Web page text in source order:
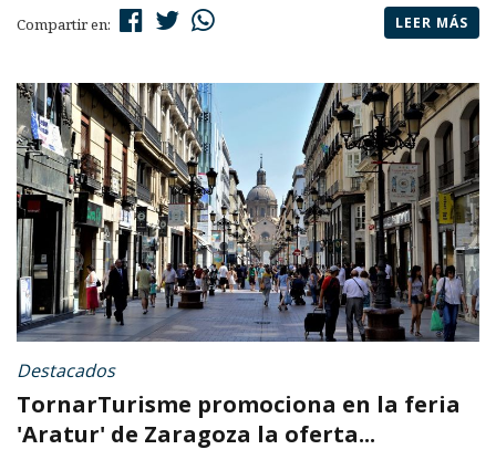
Compartir en: LEER MÁS
Destacados
TornarTurisme promociona en la feria
'Aratur' de Zaragoza la oferta...